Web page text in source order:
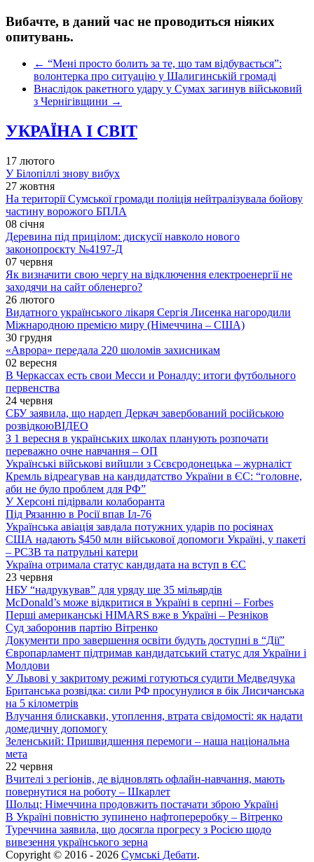
Вибачте, в даний час не проводиться ніяких
опитувань.
← “Мені просто болить за те, що там відбувається”:
волонтерка про ситуацію у Шалигинській громаді
Внаслідок ракетного удару у Сумах загинув військовий
з Чернігівщини →
УКРАЇНА І СВІТ
17 лютого
У Білопіллі знову вибух
27 жовтня
На території Сумської громади поліція нейтралізувала бойову
частину ворожого БПЛА
08 січня
Деревина під прицілом: дискусії навколо нового
законопроєкту №4197-Д
07 червня
Як визначити свою чергу на відключення електроенергії не
заходячи на сайт обленерго?
26 лютого
Видатного українського лікаря Сергія Лисенка нагородили
Міжнародною премією миру (Німеччина – США)
30 грудня
«Аврора» передала 220 шоломів захисникам
02 вересня
В Черкассах есть свои Месси и Роналду: итоги футбольного
первенства
24 червня
СБУ заявила, що нардеп Деркач завербований російською
розвідкоюВІДЕО
З 1 вересня в українських школах планують розпочати
переважно очне навчання – ОП
Українські військові вийшли з Сєвєродонецька – журналіст
Кремль відреагував на кандидатство України в ЄС: “головне,
аби не було проблем для РФ”
У Херсоні підірвали колаборанта
Під Рязанню в Росії впав Іл-76
Українська авіація завдала потужних ударів по росіянах
США надають $450 млн військової допомоги Україні, у пакеті
– РСЗВ та патрульні катери
Україна отримала статус кандидата на вступ в ЄС
23 червня
НБУ “надрукував” для уряду ще 35 мільярдів
McDonald’s може відкритися в Україні в серпні – Forbes
Перші американські HIMARS вже в Україні – Резніков
Суд заборонив партію Вітренко
Документи про завершення освіти будуть доступні в “Дії”
Європарламент підтримав кандидатський статус для України і
Молдови
У Львові у закритому режимі готуються судити Медведчука
Британська розвідка: сили РФ просунулися в бік Лисичанська
на 5 кілометрів
Влучання блискавки, утоплення, втрата свідомості: як надати
домедичну допомогу
Зеленський: Пришвидшення перемоги – наша національна
мета
22 червня
Вчителі з регіонів, де відновлять офлайн-навчання, мають
повернутися на роботу – Шкарлет
Шольц: Німеччина продовжить постачати зброю Україні
В Україні повністю зупинено нафтопереробку – Вітренко
Туреччина заявила, що досягла прогресу з Росією щодо
вивезення українського зерна
Copyright © 2016 - 2026 Сумські Дебати.